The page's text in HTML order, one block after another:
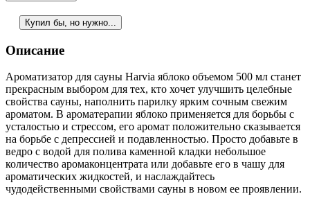
Купил бы, но нужно...
Описание
Ароматизатор для сауны Harvia яблоко объемом 500 мл станет
прекрасным выбором для тех, кто хочет улучшить целебные
свойства сауны, наполнить парилку ярким сочным свежим
ароматом. В ароматерапии яблоко применяется для борьбы с
усталостью и стрессом, его аромат положительно сказывается
на борьбе с депрессией и подавленностью. Просто добавьте в
ведро с водой для полива каменной кладки небольшое
количество аромаконцентрата или добавьте его в чашу для
ароматических жидкостей, и наслаждайтесь
чудодейственными свойствами сауны в новом ее проявлении.